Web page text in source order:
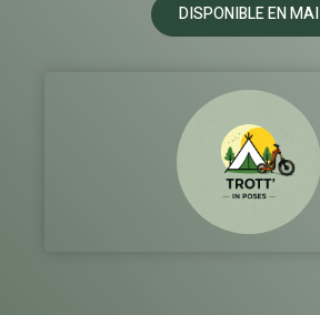
DISPONIBLE EN MAI